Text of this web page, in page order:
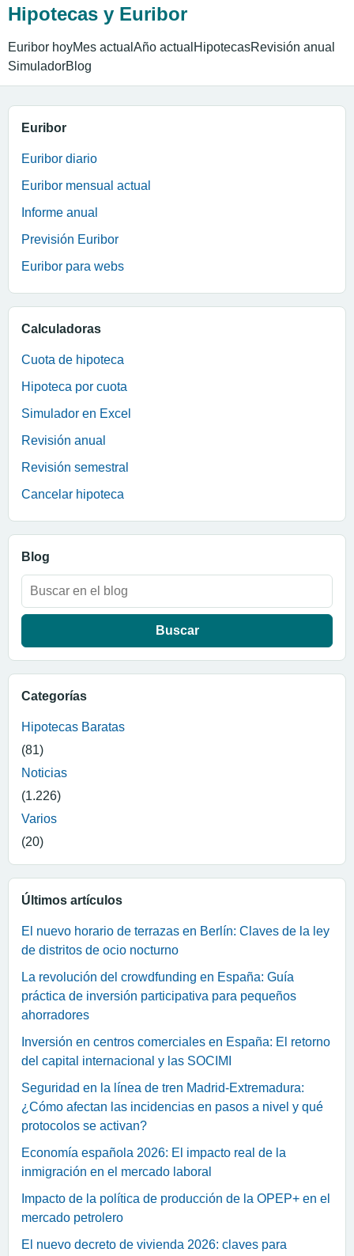
Hipotecas y Euribor
Euribor hoyMes actual Año actual HipotecasRevisión anual
SimuladorBlog
Euribor
Euribor diario
Euribor mensual actual
Informe anual
Previsión Euribor
Euribor para webs
Calculadoras
Cuota de hipoteca
Hipoteca por cuota
Simulador en Excel
Revisión anual
Revisión semestral
Cancelar hipoteca
Blog
Buscar:
Categorías
Hipotecas Baratas
(81)
Noticias
(1.226)
Varios
(20)
Últimos artículos
El nuevo horario de terrazas en Berlín: Claves de la ley
de distritos de ocio nocturno
La revolución del crowdfunding en España: Guía
práctica de inversión participativa para pequeños
ahorradores
Inversión en centros comerciales en España: El retorno
del capital internacional y las SOCIMI
Seguridad en la línea de tren Madrid-Extremadura:
¿Cómo afectan las incidencias en pasos a nivel y qué
protocolos se activan?
Economía española 2026: El impacto real de la
inmigración en el mercado laboral
Impacto de la política de producción de la OPEP+ en el
mercado petrolero
El nuevo decreto de vivienda 2026: claves para